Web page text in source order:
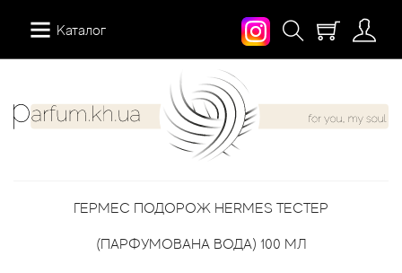
Каталог
ГЕРМЕС ПОДОРОЖ HERMES ТЕСТЕР
(ПАРФУМОВАНА ВОДА) 100 МЛ
12 Parfumeurs Francais
Про нас
Мій аккаунт